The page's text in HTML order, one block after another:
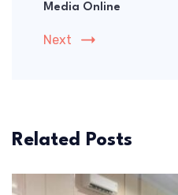
Media Online
Next
Related Posts